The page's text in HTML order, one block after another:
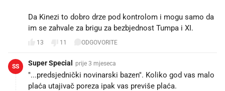
Da Kinezi to dobro drze pod kontrolom i mogu samo da
im se zahvale za brigu za bezbjednost Tumpa i XI.
13 11 ODGOVORITE
SS Super Special prije 3 mjeseca
"...predsjednički novinarski bazen". Koliko god vas malo
plaća utajivač poreza ipak vas previše plaća.